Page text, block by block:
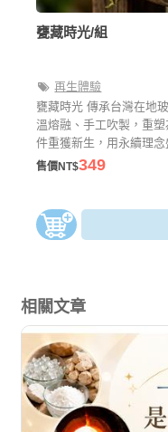
甕藏時光/組
再生體驗
甕藏時光 傳承台灣在地
溫熔融、手工吹製，重
件重獲新生，用永續理
售價NT$349
相關文章